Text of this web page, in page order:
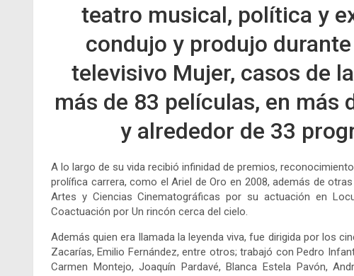
teatro musical, política y
condujo y produjo
televisivo Mujer, casos de
más de 83 películas, en más
y alrededor de 33
A lo largo de su vida recibió infinidad de premios,
prolífica carrera, como el Ariel de Oro en 2008, además de
Artes y Ciencias Cinematográficas por su actuación en
Coactuación por Un rincón cerca del cielo.
Además quien era llamada la leyenda viva, fue dirigida por los
Zacarías, Emilio Fernández, entre otros; trabajó con Pedro
Carmen Montejo, Joaquín Pardavé, Blanca Estela Pavón,